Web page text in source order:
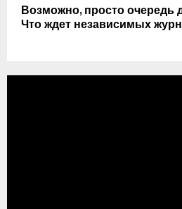
Возможно, просто очередь
Что ждет независимых